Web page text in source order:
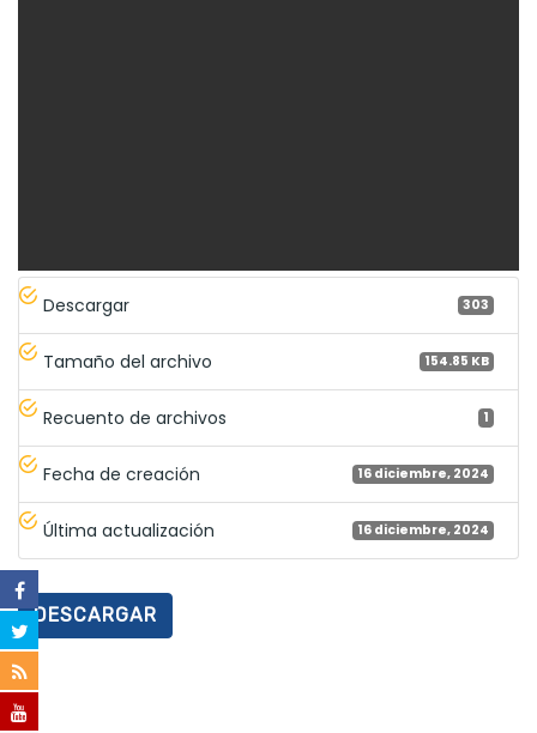
Descargar 303
Tamaño del archivo 154.85 KB
Recuento de archivos 1
Fecha de creación 16 diciembre, 2024
Última actualización 16 diciembre, 2024
DESCARGAR